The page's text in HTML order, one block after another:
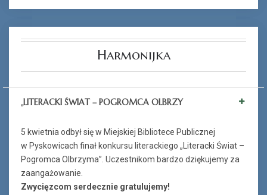
Harmonijka
„LITERACKI ŚWIAT – POGROMCA OLBRZY
5 kwietnia odbył się w Miejskiej Bibliotece Publicznej
w Pyskowicach finał konkursu literackiego „Literacki Świat –
Pogromca Olbrzyma”. Uczestnikom bardzo dziękujemy za
zaangażowanie.
Zwycięzcom serdecznie gratulujemy!